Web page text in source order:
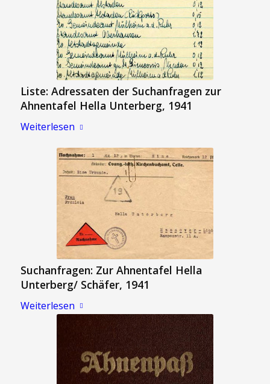
Liste: Adressaten der Suchanfragen zur
Ahnentafel Hella Unterberg, 1941
Weiterlesen
Suchanfragen: Zur Ahnentafel Hella
Unterberg/ Schäfer, 1941
Weiterlesen